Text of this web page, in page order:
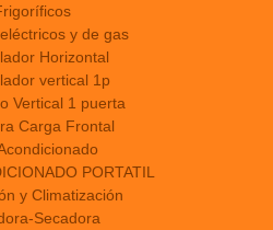
y de gas
Horizontal
vertical 1p
Vertical 1 puerta
Carga Frontal
PORTATIL
y Climatización
Secadora